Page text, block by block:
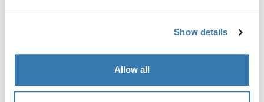
Show details
Allow all